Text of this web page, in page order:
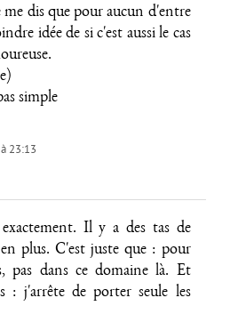
me dis que pour aucun d'entre
idée de si c'est aussi le cas
simple
23:13
exactement. Il y a des tas de
plus. C'est juste que : pour
pas dans ce domaine là. Et
: j'arrête de porter seule les